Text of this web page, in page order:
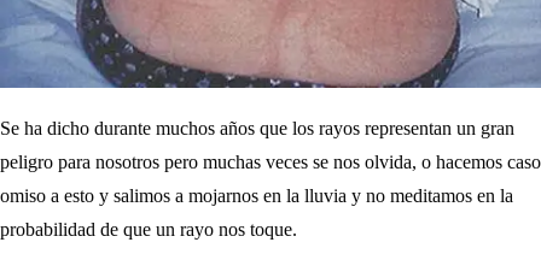
Se ha dicho durante muchos años que los rayos representan un gran
peligro para nosotros pero muchas veces se nos olvida, o hacemos caso
omiso a esto y salimos a mojarnos en la lluvia y no meditamos en la
probabilidad de que un rayo nos toque.